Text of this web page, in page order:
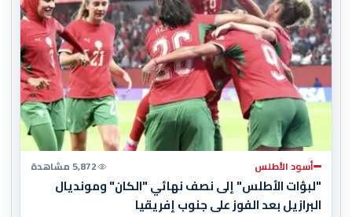
أسود الأطلس 5,872 مشاهدة
"لبؤات الأطلس" إلى نصف نهائي "الكان" ومونديال
البرازيل بعد الفوز على جنوب إفريقيا